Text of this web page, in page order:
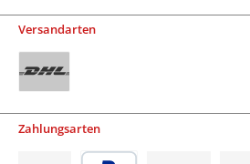
Versandarten
Zahlungsarten